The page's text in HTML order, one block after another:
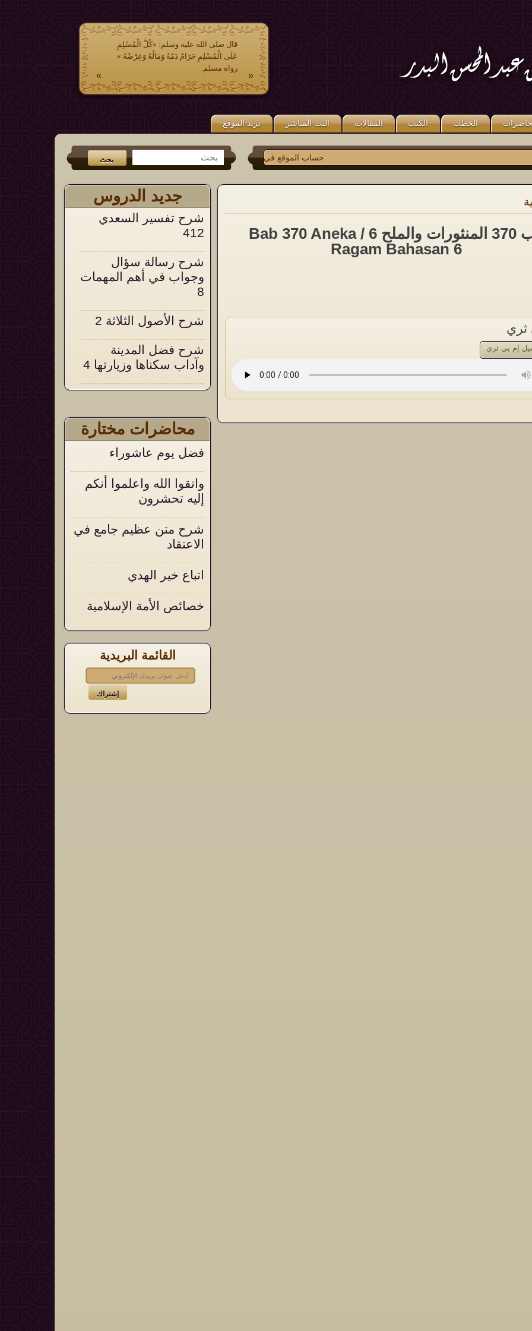
قال صلى الله عليه وسلم: «كُلُّ الْمُسْلِمِ
عَلَى الْمُسْلِمِ حَرَامٌ دَمُهُ وَمَالُهُ وَعِرْضُهُ ».
رواه مسلم.
قال صلى الله عليه وسلم: «مَنْ كَذَبَ
عَلَىَّ مُتَعَمِّدًا فَلْيَتَبَوَّأْ مَقْعَدَهُ مِنَ النَّارِ».
متفق عليه.
«
»
الخطب الكتب المقالات البث المباشر بريد الموقع
عشر وصايا وتوجيهات في الشدائد حساب الموقع في تويتروالفيس بوك
جديد الدروس
شرح تفسير السعدي
412
شرح رسالة سؤال
وجواب في أهم المهمات
8
شرح الأصول الثلاثة 2
شرح فضل المدينة
وآداب سكناها وزيارتها 4
شرح التحقيق والإيضاح
التعليق على التنبيهات
السنية على العقيدة
محاضرات مختارة
فضل يوم عاشوراء
واتقوا الله واعلموا أنكم
إليه تحشرون
شرح متن عظيم جامع في
الاعتقاد
اتباع خير الهدي
خصائص الأمة الإسلامية
القائمة البريدية
باب 370 المنثورات والملح 6 / Bab 370 Aneka
Ragam Bahasan 6
ثري
إم بي ثري